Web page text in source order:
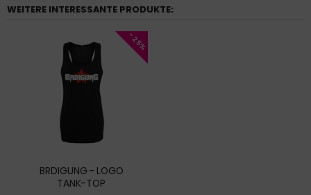
WEITERE INTERESSANTE PRODUKTE:
BRDIGUNG - LOGO
TANK-TOP
- 25%